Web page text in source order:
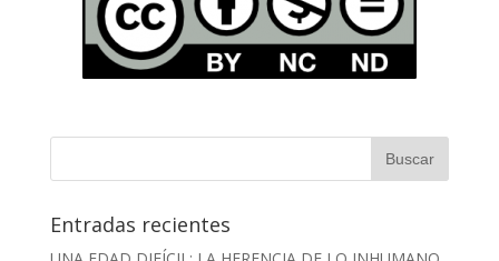
Entradas recientes